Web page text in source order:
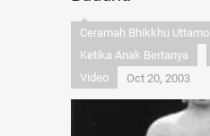
Ceramah Bhikkhu Uttamo
Ketika Anak Bertanya
Video
Oct 20, 2003